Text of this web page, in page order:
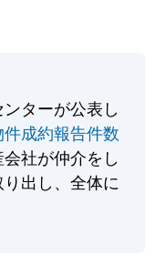
ターが公表し
成約報告件数
社が仲介をし
出し、全体に